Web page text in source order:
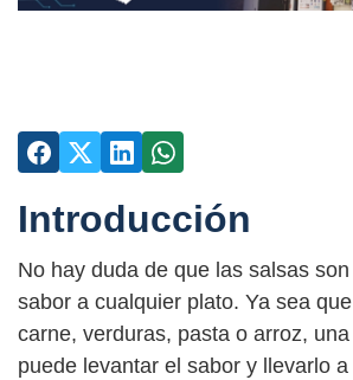
Introducción
No hay duda de que las salsas
sabor a cualquier plato. Ya sea
carne, verduras, pasta o arroz,
puede levantar el sabor y llevarlo a